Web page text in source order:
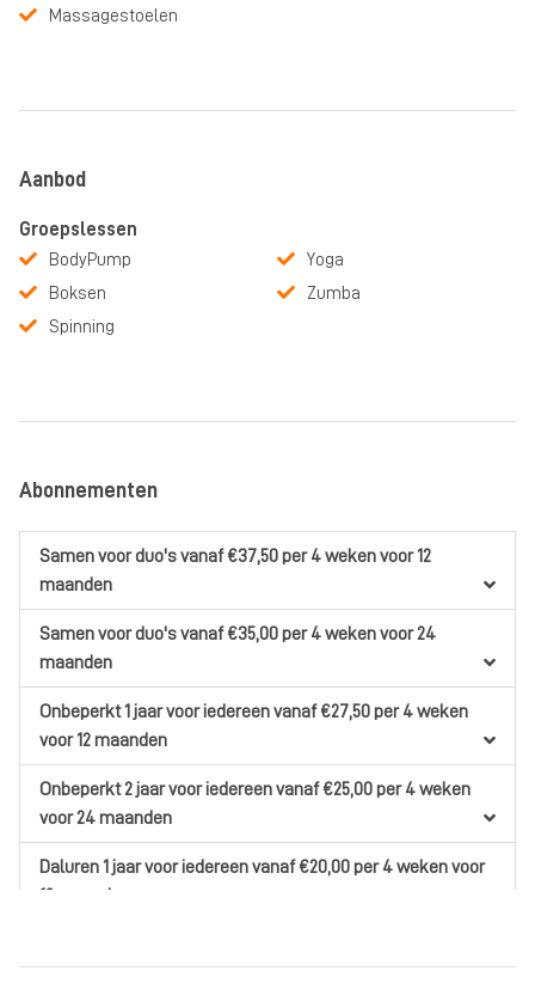
Massagestoelen
Aanbod
Groepslessen
BodyPump
Boksen
Spinning
Yoga
Zumba
Abonnementen
Samenvoor duo'svanaf €37,50per 4 wekenvoor 12
maanden
Samenvoor duo'svanaf €35,00per 4 wekenvoor 24
maanden
Onbeperkt 1 jaarvoor iedereenvanaf €27,50per 4 weken
voor 12 maanden
Onbeperkt 2 jaarvoor iedereenvanaf €25,00per 4 weken
voor 24 maanden
Daluren 1 jaarvoor iedereenvanaf €20,00per 4 wekenvoor
12 maanden
24 maanden